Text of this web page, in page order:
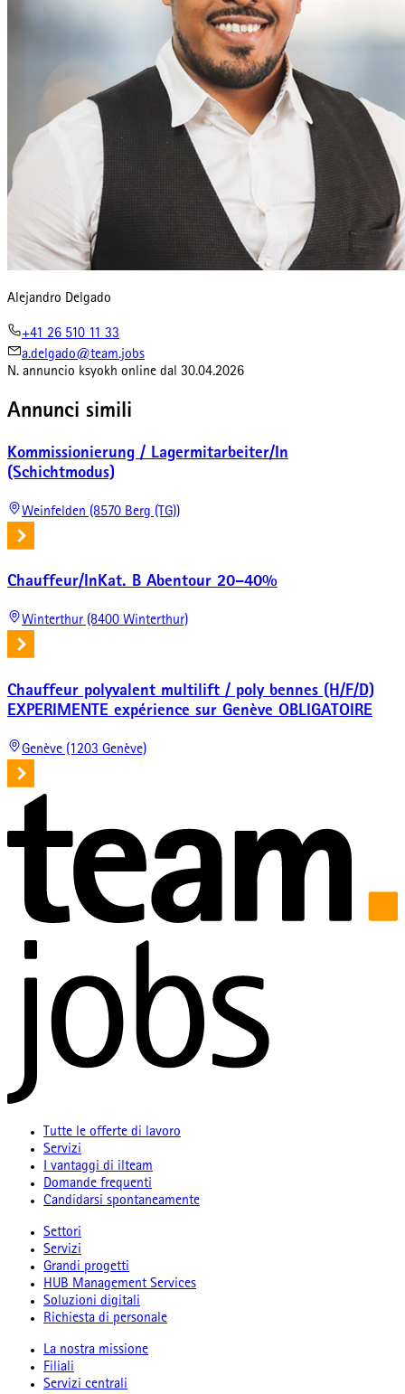
Alejandro Delgado
+41 26 510 11 33
a.delgado@team.jobs
N. annuncio ksyokh online dal 30.04.2026
Annunci simili
Kommissionierung / Lagermitarbeiter/In
(Schichtmodus)
Weinfelden (8570 Berg (TG))
Chauffeur/InKat. B Abentour 20–40%
Winterthur (8400 Winterthur)
Chauffeur polyvalent multilift / poly bennes (H/F/D)
EXPERIMENTE expérience sur Genève OBLIGATOIRE
Genève (1203 Genève)
Tutte le offerte di lavoro
Servizi
I vantaggi di ilteam
Domande frequenti
Candidarsi spontaneamente
Settori
Servizi
Grandi progetti
HUB Management Services
Soluzioni digitali
Richiesta di personale
La nostra missione
Filiali
Servizi centrali